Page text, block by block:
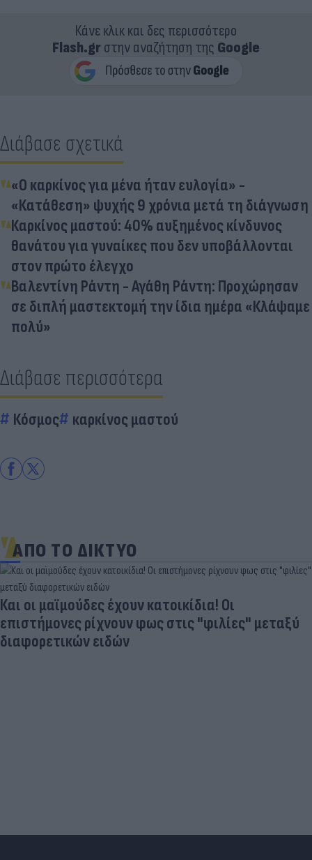
Κάνε κλικ και δες περισσότερο
Flash.grστην αναζήτηση της Google
Διάβασε σχετικά
«Ο καρκίνος για μένα ήταν ευλογία» -
«Κατάθεση» ψυχής 9 χρόνια μετά τη διάγνωση
Καρκίνος μαστού: 40% αυξημένος κίνδυνος
θανάτου για γυναίκες που δεν υποβάλλονται
στον πρώτο έλεγχο
Βαλεντίνη Ράντη - Αγάθη Ράντη: Προχώρησαν
σε διπλή μαστεκτομή την ίδια ημέρα «Κλάψαμε
πολύ»
Διάβασε περισσότερα
Κόσμος καρκίνος μαστού
ΑΠΟ ΤΟ ΔΙΚΤΥΟ
Και οι μαϊμούδες έχουν κατοικίδια! Οι
επιστήμονες ρίχνουν φως στις "φιλίες" μεταξύ
διαφορετικών ειδών